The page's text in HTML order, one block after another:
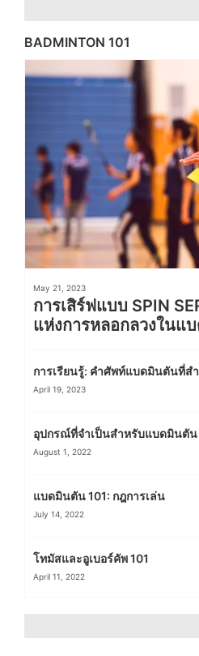
BADMINTON 101
May 21, 2023
การเสิร์ฟแบบ SPIN
แห่งการหลอกลวงในแ
การเรียนรู้: คำศัพท์แบดมินตันที่ส
April 19, 2023
อุปกรณ์ที่จำเป็นสำหรับแบดมินตัน
August 1, 2022
แบดมินตัน 101: กฎการเล่น
July 14, 2022
โทมัสและอูเบอร์คัพ 101
April 11, 2022